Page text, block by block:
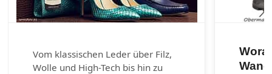
Vom klassischen Leder über Filz,
Wolle und High-Tech bis hin zu